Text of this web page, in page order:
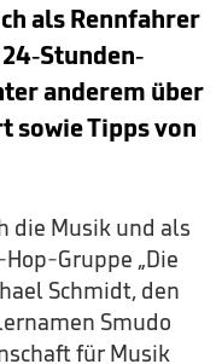
als Rennfahrer
Stunden-
anderem über
sowie Tipps von
die Musik und als
Gruppe „Die
Schmidt, den
Smudo
für Musik